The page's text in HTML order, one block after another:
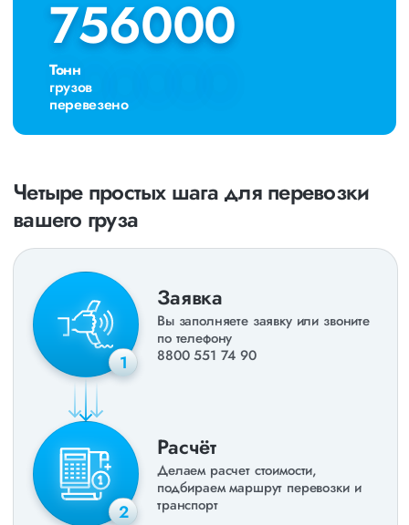
756000
756000
Тонн
грузов
перевезено
Четыре простых шага для перевозки
вашего груза
1
Заявка
Вы заполняете заявку или звоните
по телефону
8800 551 74 90
2
Расчёт
Делаем расчет стоимости,
подбираем маршрут перевозки и
транспорт